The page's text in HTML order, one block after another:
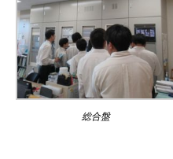
総合盤